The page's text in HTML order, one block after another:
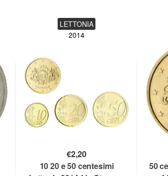
LETTONIA
2014
€2,20
10 20 e 50 centesimi
50